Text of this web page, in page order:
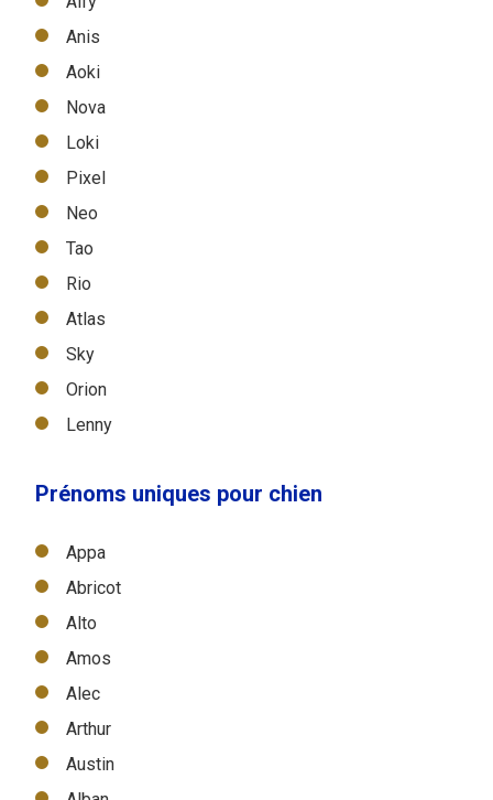
Anis
Aoki
Nova
Loki
Pixel
Neo
Tao
Rio
Atlas
Sky
Orion
Lenny
Prénoms uniques pour chien
Appa
Abricot
Alto
Amos
Alec
Arthur
Austin